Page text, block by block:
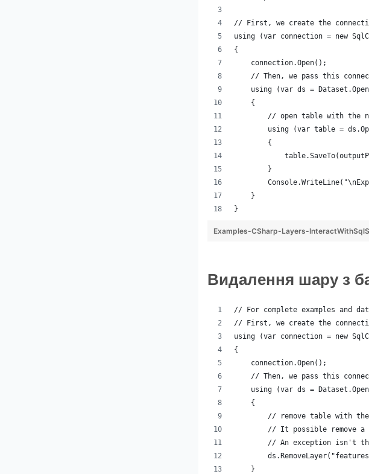
// First, we create the
using (var connection = new
{
    connection.Open();
// Then, we pass this
using (var ds =
    {
// open table with the
using (var table =
        {
        }
    }
}
Examples-CSharp-Layers-
Видалення шару з
// For complete examples and
// First, we create the
using (var connection = new
{
    connection.Open();
// Then, we pass this
using (var ds =
    {
// remove table with
// It possible remove a
// An exception isn't
    }